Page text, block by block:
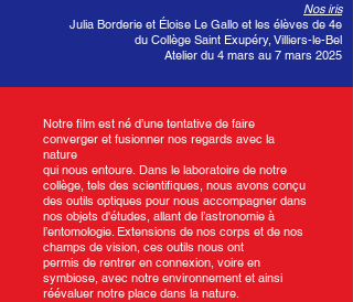
Nos iris
Julia Borderie et Éloise Le Gallo et les élèves de 4e
du Collège Saint Exupéry, Villiers-le-Bel
Atelier du 4 mars au 7 mars 2025​
Notre film est né d’une tentative de faire
converger et fusionner nos regards avec la
nature
qui nous entoure. Dans le laboratoire de notre
collège, tels des scientifiques, nous avons conçu
des outils optiques pour nous accompagner dans
nos objets d'études, allant de l’astronomie à
l’entomologie. Extensions de nos corps et de nos
champs de vision, ces outils nous ont
permis de rentrer en connexion, voire en
symbiose, avec notre environnement et ainsi
réévaluer notre place dans la nature.